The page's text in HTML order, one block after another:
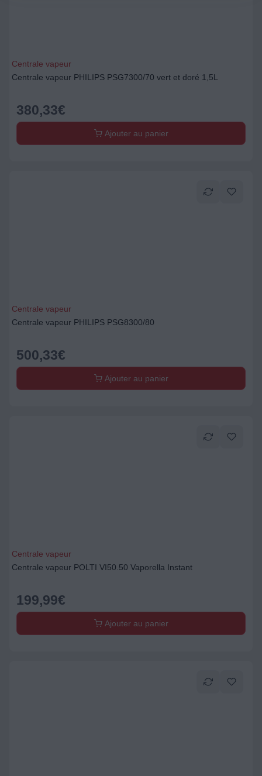
Centrale vapeur
Centrale vapeur PHILIPS PSG7300/70 vert et doré 1,5L
380,33€
Ajouter au panier
Centrale vapeur
Centrale vapeur PHILIPS PSG8300/80
500,33€
Ajouter au panier
Centrale vapeur
Centrale vapeur POLTI VI50.50 Vaporella Instant
199,99€
Ajouter au panier